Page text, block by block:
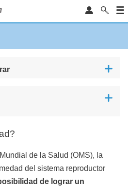
de la Salud (OMS), la
del sistema reproductor
de lograr un